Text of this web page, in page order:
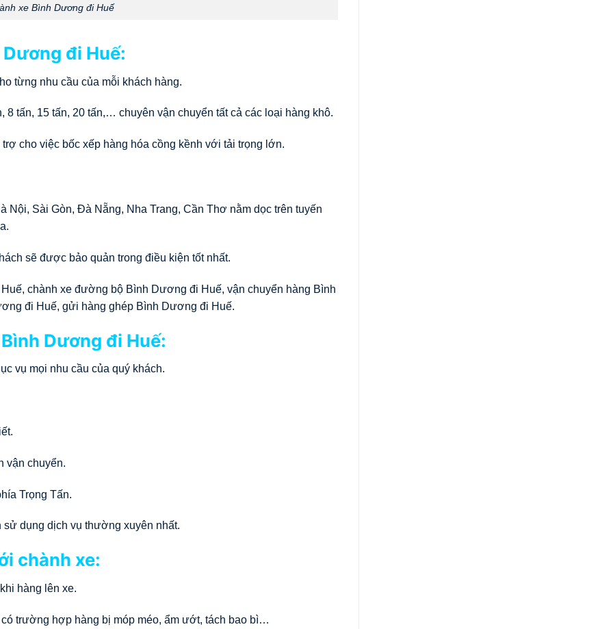
xe Bình Dương đi Huế
đi Huế:
từng nhu cầu của mỗi khách hàng.
8 tấn, 15 tấn, 20 tấn,… chuyên vận chuyển tất cả các loại hàng khô.
cho việc bốc xếp hàng hóa cồng kềnh với tải trọng lớn.
Nội, Sài Gòn, Đà Nẵng, Nha Trang, Cần Thơ nằm dọc trên tuyến
sẽ được bảo quản trong điều kiện tốt nhất.
chành xe đường bộ Bình Dương đi Huế, vận chuyển hàng Bình
đi Huế, gửi hàng ghép Bình Dương đi Huế.
Dương đi Huế:
vụ mọi nhu cầu của quý khách.
vận chuyển.
Trọng Tấn.
dụng dịch vụ thường xuyên nhất.
chành xe:
hàng lên xe.
trường hợp hàng bị móp méo, ẩm ướt, tách bao bì…